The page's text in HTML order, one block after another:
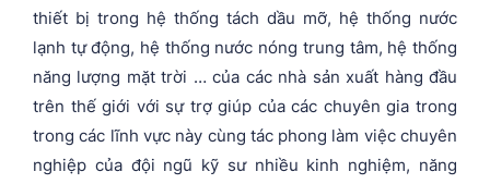
thiết bị trong hệ thống tách dầu mỡ, hệ thống nước
lạnh tự động, hệ thống nước nóng trung tâm, hệ thống
năng lượng mặt trời … của các nhà sản xuất hàng đầu
trên thế giới với sự trợ giúp của các chuyên gia trong
trong các lĩnh vực này cùng tác phong làm việc chuyên
nghiệp của đội ngũ kỹ sư nhiều kinh nghiệm, năng